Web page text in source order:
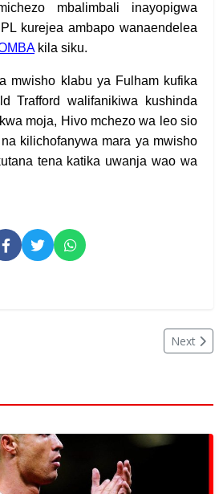
mbalimbali inayopigwa
kurejea ambapo wanaendelea
kila siku.
mwisho klabu ya Fulham kufika
Trafford walifanikiwa kushinda
moja, Hivo mchezo wa leo sio
kilichofanywa mara ya mwisho
tena katika uwanja wao wa
Next